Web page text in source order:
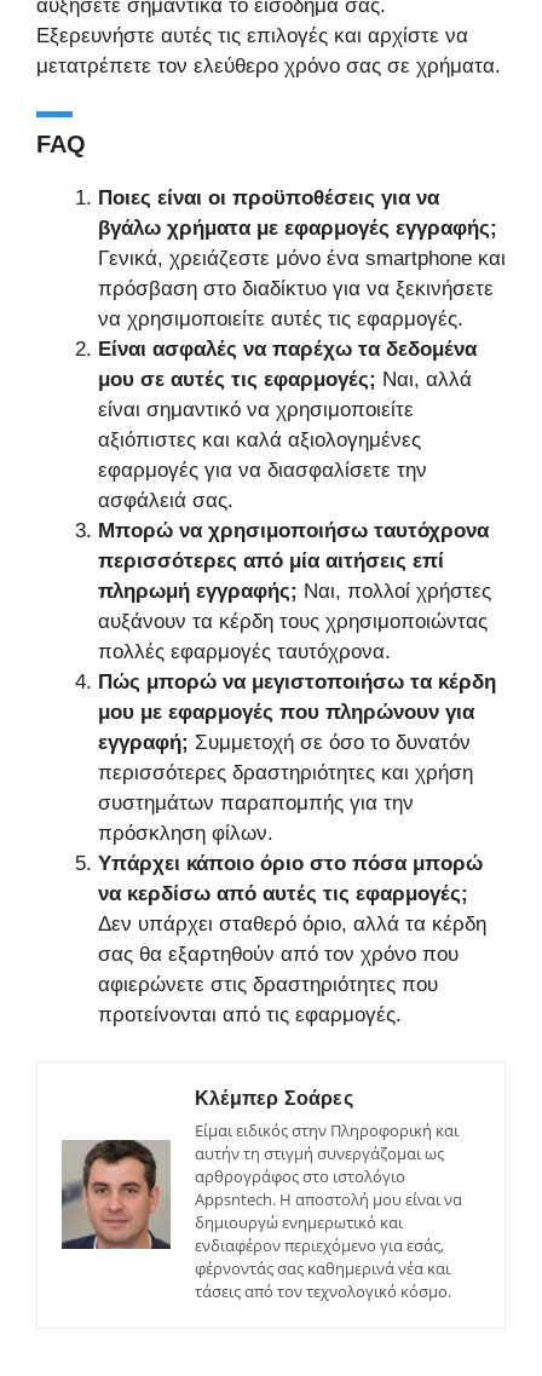
αυξήσετε σημαντικά το εισόδημά σας.
Εξερευνήστε αυτές τις επιλογές και αρχίστε να
μετατρέπετε τον ελεύθερο χρόνο σας σε χρήματα.
FAQ
Ποιες είναι οι προϋποθέσεις για να
βγάλω χρήματα με εφαρμογές εγγραφής;
Γενικά, χρειάζεστε μόνο ένα smartphone και
πρόσβαση στο διαδίκτυο για να ξεκινήσετε
να χρησιμοποιείτε αυτές τις εφαρμογές.
Είναι ασφαλές να παρέχω τα δεδομένα
μου σε αυτές τις εφαρμογές; Ναι, αλλά
είναι σημαντικό να χρησιμοποιείτε
αξιόπιστες και καλά αξιολογημένες
εφαρμογές για να διασφαλίσετε την
ασφάλειά σας.
Μπορώ να χρησιμοποιήσω ταυτόχρονα
περισσότερες από μία αιτήσεις επί
πληρωμή εγγραφής; Ναι, πολλοί χρήστες
αυξάνουν τα κέρδη τους χρησιμοποιώντας
πολλές εφαρμογές ταυτόχρονα.
Πώς μπορώ να μεγιστοποιήσω τα κέρδη
μου με εφαρμογές που πληρώνουν για
εγγραφή; Συμμετοχή σε όσο το δυνατόν
περισσότερες δραστηριότητες και χρήση
συστημάτων παραπομπής για την
πρόσκληση φίλων.
Υπάρχει κάποιο όριο στο πόσα μπορώ
να κερδίσω από αυτές τις εφαρμογές;
Δεν υπάρχει σταθερό όριο, αλλά τα κέρδη
σας θα εξαρτηθούν από τον χρόνο που
αφιερώνετε στις δραστηριότητες που
προτείνονται από τις εφαρμογές.
Κλέμπερ Σοάρες
Είμαι ειδικός στην Πληροφορική και
αυτήν τη στιγμή συνεργάζομαι ως
αρθρογράφος στο ιστολόγιο
Appsntech. Η αποστολή μου είναι να
δημιουργώ ενημερωτικό και
ενδιαφέρον περιεχόμενο για εσάς,
φέρνοντάς σας καθημερινά νέα και
τάσεις από τον τεχνολογικό κόσμο.